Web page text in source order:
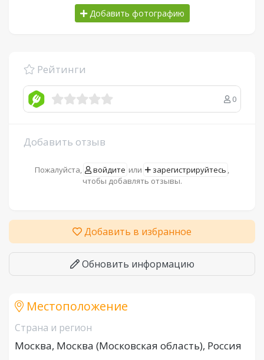
Добавить фотографию
Рейтинги
0
Добавить отзыв
Пожалуйста, войдите или зарегистрируйтесь ,
чтобы добавлять отзывы.
Добавить в избранное
Обновить информацию
Местоположение
Страна и регион
Москва, Москва (Московская область), Россия